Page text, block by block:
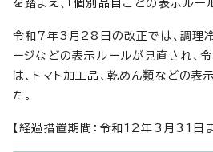
を踏まえ、「個別品目ごとの表示ルー
令和7年3月28日の改正では、調理冷
ージなどの表示ルールが見直され、
は、トマト加工品、乾めん類などの表
た。
【経過措置期間：令和12年3月31日ま